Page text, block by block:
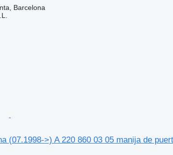
Barcelona
(07.1998->) A 220 860 03 05 manija de